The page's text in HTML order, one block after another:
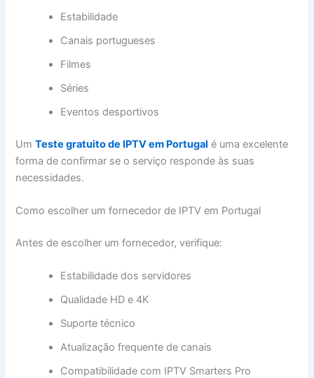
Estabilidade
Canais portugueses
Filmes
Séries
Eventos desportivos
UmTeste gratuito de IPTV em Portugal é uma excelente
forma de confirmar se o serviço responde às suas
necessidades.
Como escolher um fornecedor de IPTV em Portugal
Antes de escolher um fornecedor, verifique:
Estabilidade dos servidores
Qualidade HD e 4K
Suporte técnico
Atualização frequente de canais
Compatibilidade com IPTV Smarters Pro